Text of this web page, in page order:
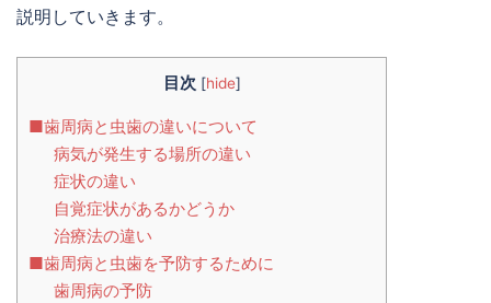
説明していきます。
目次 [hide]
■歯周病と虫歯の違いについて
病気が発生する場所の違い
症状の違い
自覚症状があるかどうか
治療法の違い
■歯周病と虫歯を予防するために
歯周病の予防